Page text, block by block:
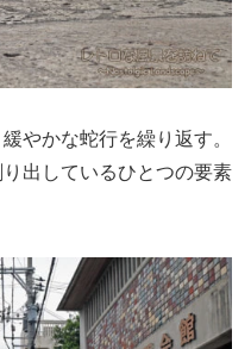
やかな蛇行を繰り返す。
出しているひとつの要素